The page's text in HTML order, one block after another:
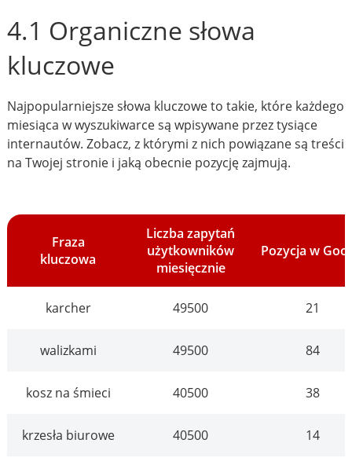
4.1 Organiczne słowa
kluczowe
Najpopularniejsze słowa kluczowe to takie, które każdego
miesiąca w wyszukiwarce są wpisywane przez tysiące
internautów. Zobacz, z którymi z nich powiązane są treści
na Twojej stronie i jaką obecnie pozycję zajmują.
Fraza
kluczowa
Liczba zapytań
użytkowników
miesięcznie
Pozycja w
karcher 49500 21
walizkami 49500 84
kosz na śmieci 40500 38
krzesła biurowe 40500 14